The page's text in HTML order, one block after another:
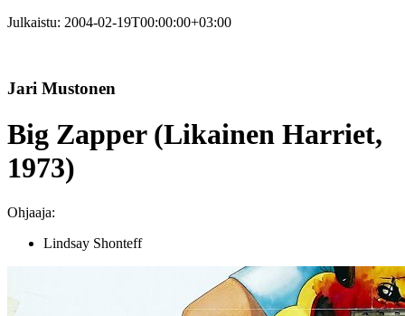
Julkaistu: 2004-02-19T00:00:00+03:00
Jari Mustonen
Big Zapper (Likainen Harriet,
1973)
Ohjaaja:
Lindsay Shonteff